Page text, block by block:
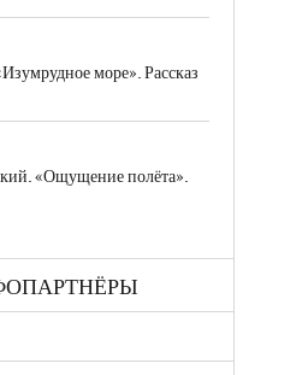
море». Рассказ
«Ощущение полёта».